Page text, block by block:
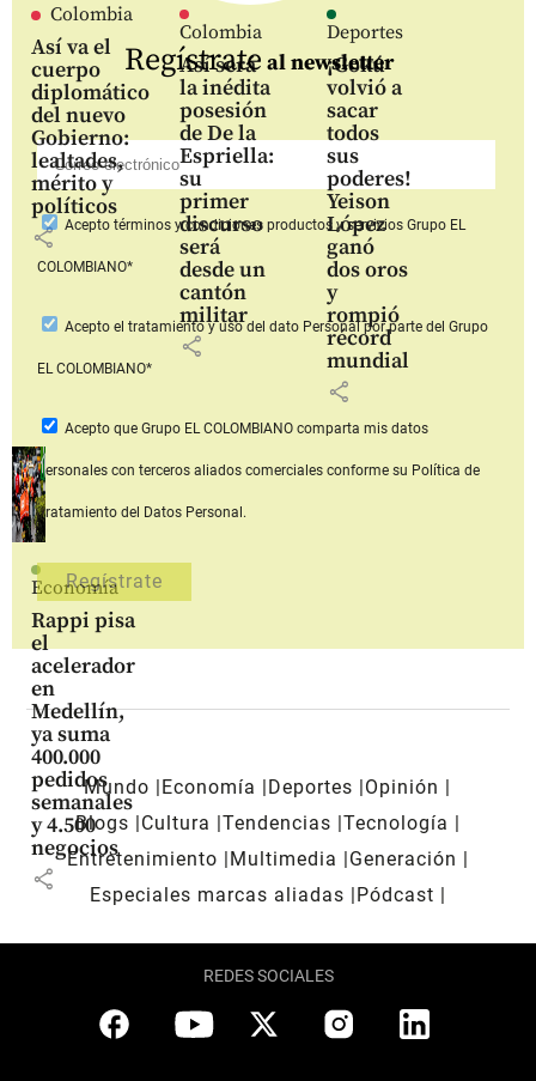
Colombia
Así va el
cuerpo
diplomático
del nuevo
Gobierno:
lealtades,
mérito y
políticos
share
Colombia
Así será
la inédita
posesión
de De la
Espriella:
su
primer
discurso
será
desde un
cantón
militar
share
Deportes
¡Gokú
volvió a
sacar
todos
sus
poderes!
Yeison
López
ganó
dos oros
y
rompió
récord
mundial
share
Economía
Rappi pisa
el
acelerador
en
Medellín,
ya suma
400.000
pedidos
semanales
y 4.500
negocios
share
Regístrate al newsletter
Aceptotérminos y condiciones productos y serviciosGrupo EL
COLOMBIANO*
Acepto el tratamiento y uso del dato Personalpor parte del Grupo
EL COLOMBIANO*
Acepto que Grupo EL COLOMBIANOcomparta mis datos
personales con terceros aliados comerciales conforme su Política de
Tratamiento del Datos Personal.
Mundo Economía Deportes
Opinión
Blogs
Cultura Tendencias Tecnología
Entretenimiento
Multimedia
Generación
Especiales marcas aliadas
Pódcast
REDES SOCIALES